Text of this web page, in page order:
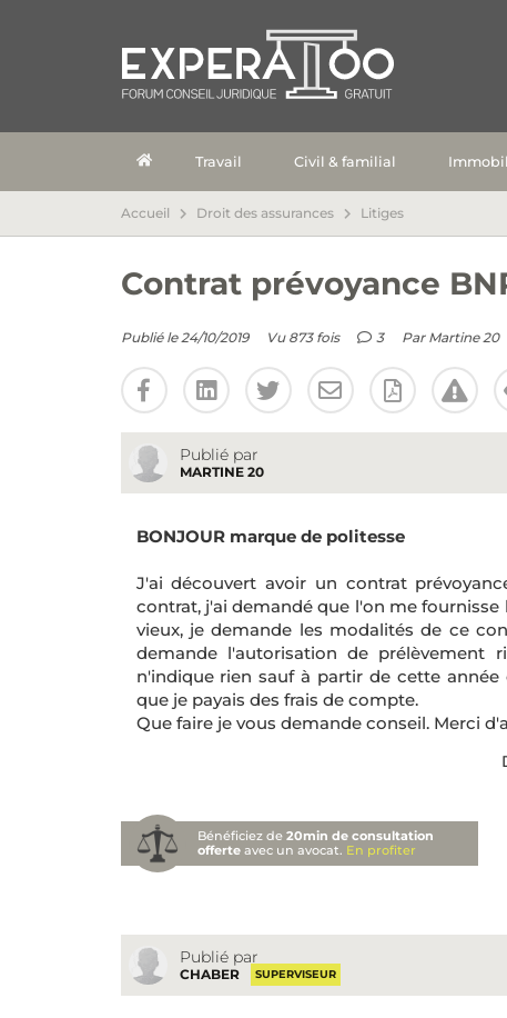
Travail Civil & familial
Accueil Droit des assurances Litiges
Contrat prévoyance
Publié le 24/10/2019 Vu 873 fois 3 Par Martine 20
Publié par
MARTINE 20
BONJOUR marque de politesse
J'ai découvert avoir un contrat
contrat, j'ai demandé que l'on me
vieux, je demande les modalités de ce
demande l'autorisation de prélèvement
n'indique rien sauf à partir de cette
que je payais des frais de compte.
Que faire je vous demande conseil. Merci
Bénéficiez de20min de consultation
offerte avec un avocat. En profiter
Publié par
CHABER SUPERVISEUR